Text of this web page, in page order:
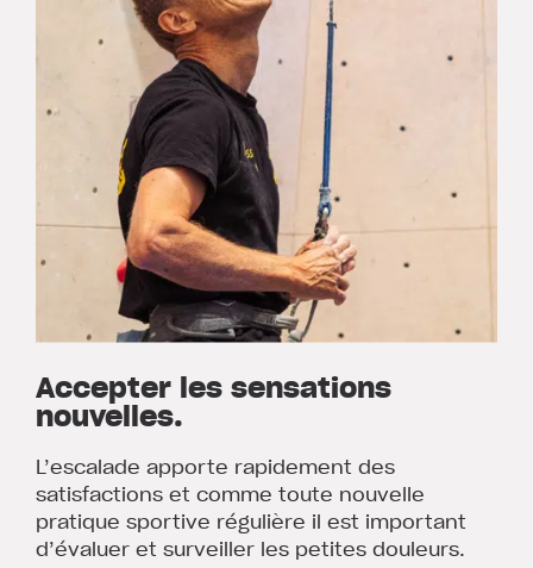
Accepter les sensations
nouvelles.
L’escalade apporte rapidement des
satisfactions et comme toute nouvelle
pratique sportive régulière il est important
d’évaluer et surveiller les petites douleurs.